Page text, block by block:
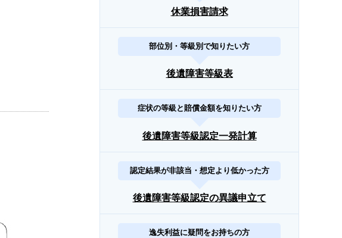
休業損害請求
部位別・等級別で知りたい方
後遺障害等級表
症状の等級と賠償金額を知りたい方
後遺障害等級認定一発計算
認定結果が非該当・想定より低かった方
後遺障害等級認定の異議申立て
逸失利益に疑問をお持ちの方